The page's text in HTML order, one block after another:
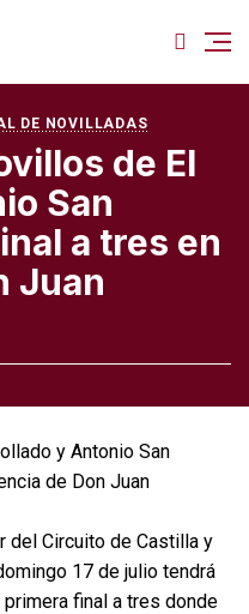
DE NOVILLADAS
de El
San
a tres en
Juan
del Circuito de Castilla y
17 de julio tendrá
primera final a tres donde